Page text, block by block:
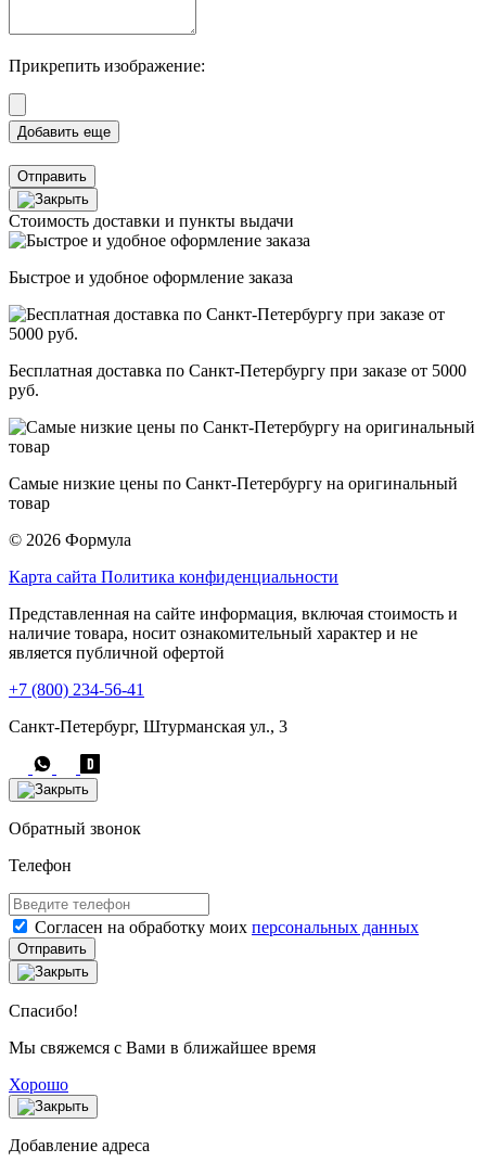
Прикрепить изображение:
Отправить
Стоимость доставки и пункты выдачи
Быстрое и удобное оформление заказа
Бесплатная доставка по Санкт-Петербургу при заказе от 5000
руб.
Самые низкие цены по Санкт-Петербургу на оригинальный
товар
© 2026 Формула
Карта сайта Политика конфиденциальности
Представленная на сайте информация, включая стоимость и
наличие товара, носит ознакомительный характер и не
является публичной офертой
+7 (800) 234-56-41
Санкт-Петербург, Штурманская ул., 3
Обратный звонок
Телефон
Согласен на обработку моих персональных данных
Отправить
Спасибо!
Мы свяжемся с Вами в ближайшее время
Хорошо
Добавление адреса